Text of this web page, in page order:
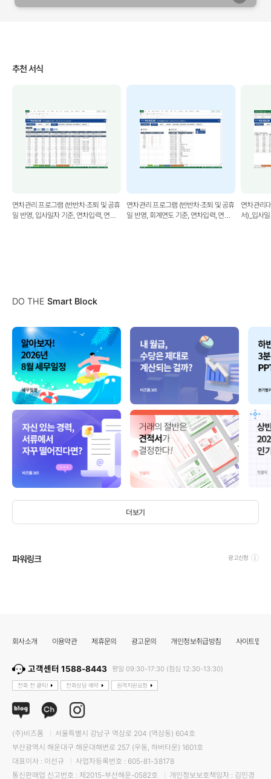
추천 서식
연차관리 프로그램 (반반차·조퇴 및 공휴
일 반영, 입사일자 기준, 연차입력, 연차
연차관리 프로그램 (반반차·조퇴 및 공휴
일 반영, 회계연도 기준, 연차입력, 연차
연차관리
서)_입사
DO THE Smart Block
더보기
파워링크 광고신청
회사소개 이용약관 제휴문의 광고문의 개인정보취급방침 사이트맵
고객센터 1588-8443 평일 09:30-17:30 (점심 12:30-13:30)
전화 전 클릭! 전화상담 예약 원격지원요청
(주)비즈폼
서울특별시 강남구 역삼로 204 (역삼동) 604호
부산광역시 해운대구 해운대해변로 257 (우동, 하버타운) 1601호
대표이사 : 이선규
사업자등록번호 : 605-81-38178
통신판매업 신고번호 : 제2015-부산해운-0582호
개인정보보호책임자 : 김민경